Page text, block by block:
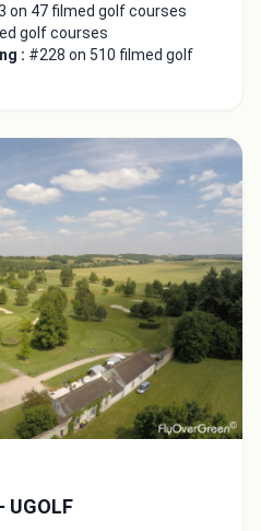
on 47 filmed golf courses
golf courses
: #228 on 510 filmed golf